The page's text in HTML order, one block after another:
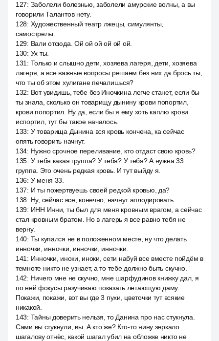
127: Заболели болезнью, заболели амурские волны, а вы
говорили Талантов нету.
128: Художественный театр лжецы, симулянты,
самострелы.
129: Вали отсюда. Ой ой ой ой ой ой.
130: Ух ты.
131 : Только и слышно дети, хозяева лагеря, дети, хозяева
лагеря, а все важные вопросы решаем без них да брось ты,
что ты об этом хулигане печалишься?
132: Вот увидишь, тебе без Иночкина легче станет, если бы
ты знала, сколько он товарищу дынину крови попортил,
крови попортил. Ну да, если бы я ему хоть каплю крови
испортил, тут бы такое началось.
133: У товарища Дынина вся кровь кончена, ка сейчас
опять говорить начнут.
134: Нужно срочное переливание, кто отдаст свою кровь?
135: У тебя какая группа? У тебя? У тебя? А нужна 33
группа. Это очень редкая кровь. И тут выйду я.
136: У меня 33.
137: И ты пожертвуешь своей редкой кровью, да?
138: Ну, сейчас все, конечно, начнут аплодировать.
139: ИНН Инни, ты был для меня кровным врагом, а сейчас
стал кровным братом. Но в лагерь я все равно тебя не
верну.
140: Ты купался не в положенном месте, ну что делать
инночки, инночки, инночки, инночки.
141 : Инночки, иноки, иноки, сети набуй все вместе пойдём в
темноте никто не узнает, а то тебе должно быть скучно.
142: Ничего мне не скучно, мне шарфудинов книжку дал, я
по ней фокусы разучиваю показать летающую даму.
Покажи, покажи, вот вы где 3 пухи, цветочки тут всякие
никакой.
143: Тайны доверить нельзя, то Данина про нас стукнула.
Сами вы стукнули, вы. А кто же? Кто-то нину зеркало
шагалову отнёс, какой шагал убил на обложке никто не